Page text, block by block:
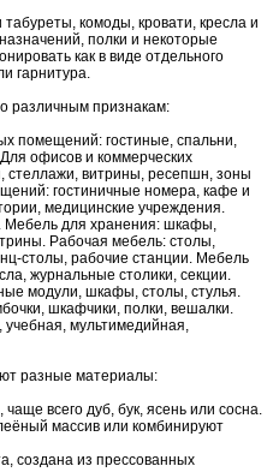
комоды, кровати, кресла и
полки и некоторые
как в виде отдельного
гарнитура.
различным признакам:
помещений: гостиные, спальни,
офисов и коммерческих
витрины, ресепшн, зоны
гостиничные номера, кафе и
медицинские учреждения.
Мебель для хранения: шкафы,
Рабочая мебель: столы,
столы, рабочие станции. Мебель
журнальные столики, секции.
модули, шкафы, столы, стулья.
шкафчики, полки, вешалки.
мультимедийная,
разные материалы:
всего дуб, бук, ясень или сосна.
массив или комбинируют
создана из прессованных